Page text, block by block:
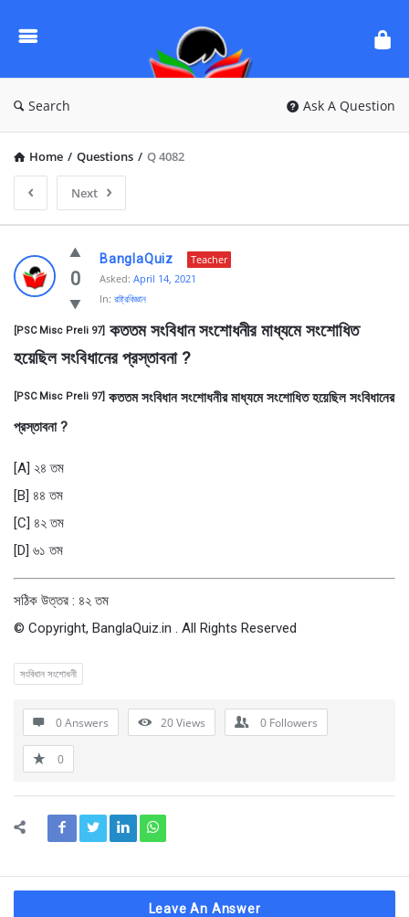
Questions
Search Ask A Question
Home / Questions / Q 4082
Next
Ask
Questions
BanglaQuiz
Latest
Questions
0
BanglaQuiz
Teacher
Asked: April 14, 2021
In: রাষ্ট্রবিজ্ঞান
[PSC Misc Preli 97] কততম সংবিধান সংশোধনীর মাধ্যমে সংশোধিত
হয়েছিল সংবিধানের প্রস্তাবনা ?
[PSC Misc Preli 97] কততম সংবিধান সংশোধনীর মাধ্যমে সংশোধিত হয়েছিল সংবিধানের
প্রস্তাবনা ?
[A] ২৪ তম
[B] ৪৪ তম
[C] ৪২ তম
[D] ৬১ তম
সঠিক উত্তর : ৪২ তম
© Copyright, BanglaQuiz.in . All Rights Reserved
সংবিধান সংশোধনী
0 Answers 20Views 0 Followers
0
Leave An Answer